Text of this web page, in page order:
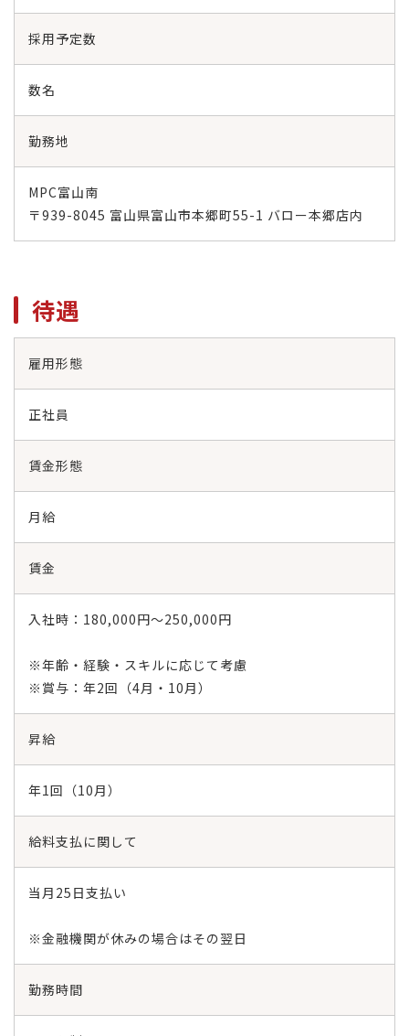
採用予定数
数名
勤務地
MPC富山南
〒939-8045 富山県富山市本郷町55-1 バロー本郷店内
待遇
雇用形態
正社員
賃金形態
月給
賃金
入社時：180,000円～250,000円
※年齢・経験・スキルに応じて考慮
※賞与：年2回（4月・10月）
昇給
年1回（10月）
給料支払に関して
当月25日支払い
※金融機関が休みの場合はその翌日
勤務時間